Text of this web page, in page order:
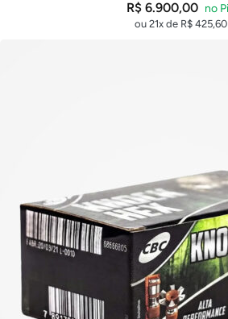
R$ 6.900,00
ou 21x de R$ 425,60